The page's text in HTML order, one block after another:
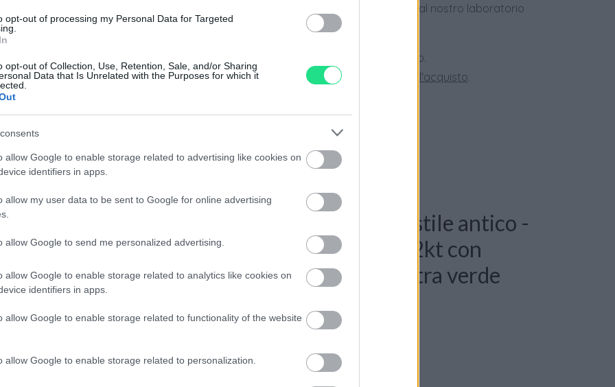
opt-out of processing my Personal Data for Targeted
opt-out of Collection, Use, Retention, Sale, and/or Sharing
Data that Is Unrelated with the Purposes for which it
allow Google to enable storage related to advertising like cookies on
identifiers in apps.
allow my user data to be sent to Google for online advertising
allow Google to send me personalized advertising.
allow Google to enable storage related to analytics like cookies on
identifiers in apps.
allow Google to enable storage related to functionality of the website
allow Google to enable storage related to personalization.
sui prodotti usati, verificati dal nostro laboratorio
di assistenza.
per ordini superiori a 150 euro.
Per maggiori dettagli consultate la nostra
Guida all'acquisto.
maggiori
una
Caratteristiche: Orecchini stile antico -
Argento 925 e oro giallo 12kt con
diamanti taglio antico e pietra verde